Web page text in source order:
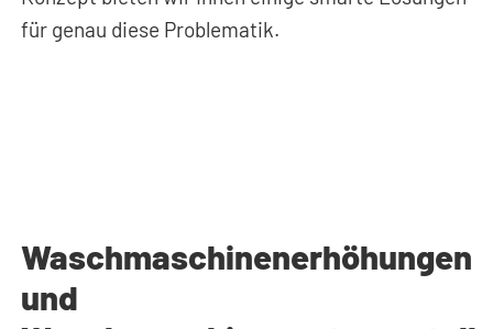
für genau diese Problematik.
Waschmaschinenerhöhungen
und